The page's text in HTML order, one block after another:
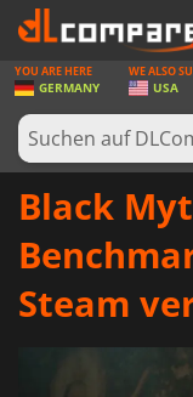
SPIELE
SPIEL KARTEN
SOFTWARE
ANMELDEN ODER
YOU ARE HERE
GERMANY
WE ALSO
USA
Black
Steam